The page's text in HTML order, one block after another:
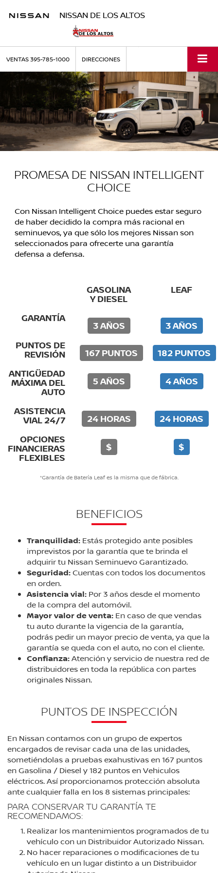
NISSAN DE LOS ALTOS
VENTAS395-785-1000 DIRECCIONES
PROMESA DE NISSAN INTELLIGENT
CHOICE
Con Nissan Intelligent Choice puedes estar seguro
de haber decidido la compra más racional en
seminuevos, ya que sólo los mejores Nissan son
seleccionados para ofrecerte una garantía
defensa a defensa.
GASOLINA
Y DIESEL
LEAF
GARANTÍA
3 AÑOS
3 AÑOS
PUNTOS DE
REVISIÓN 167 PUNTOS
182 PUNTOS
ANTIGÜEDAD
MÁXIMA DEL
AUTO
5 AÑOS 4 AÑOS
ASISTENCIA
VIAL 24/7 24 HORAS
24 HORAS
OPCIONES
FINANCIERAS
FLEXIBLES
$ $
*Garantía de Batería Leaf es la misma que de fábrica.
BENEFICIOS
Tranquilidad: Estás protegido ante posibles
imprevistos por la garantía que te brinda el
adquirir tu Nissan Seminuevo Garantizado.
Seguridad:Cuentas con todos los documentos
en orden.
Asistencia vial: Por 3 años desde el momento
de la compra del automóvil.
Mayor valor de venta: En caso de que vendas
tu auto durante la vigencia de la garantía,
podrás pedir un mayor precio de venta, ya que la
garantía se queda con el auto, no con el cliente.
Confianza:Atención y servicio de nuestra red de
distribuidores en toda la república con partes
originales Nissan.
PUNTOS DE INSPECCIÓN
En Nissan contamos con un grupo de expertos
encargados de revisar cada una de las unidades,
sometiéndolas a pruebas exahustivas en 167 puntos
en Gasolina / Diesel y 182 puntos en Vehiculos
eléctricos. Así proporcionamos protección absoluta
ante cualquier falla en los 8 sistemas principales:
PARA CONSERVAR TU GARANTÍA TE
RECOMENDAMOS:
Realizar los mantenimientos programados de tu
vehículo con un Distribuidor Autorizado Nissan.
No hacer reparaciones o modificaciones de tu
vehículo en un lugar distinto a un Distribuidor